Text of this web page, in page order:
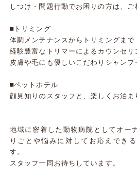
しつけ・問題行動でお困りの方は、ご
■トリミング
体調メンテナンスからトリミングまで
経験豊富なトリマーによるカウンセリ
皮膚や毛にも優しいこだわりシャンプ
■ペットホテル
顔見知りのスタッフと、楽しくお泊ま
地域に密着した動物病院としてオー
りごとや悩みに対してお応えでき
す。
スタッフ一同お待ちしています。